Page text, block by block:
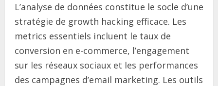
L’analyse de données constitue le socle d’une
stratégie de growth hacking efficace. Les
metrics essentiels incluent le taux de
conversion en e-commerce, l’engagement
sur les réseaux sociaux et les performances
des campagnes d’email marketing. Les outils